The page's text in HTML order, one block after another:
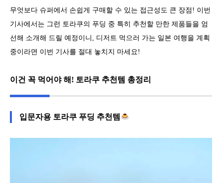
무엇보다 슈퍼에서 손쉽게 구매할 수 있는 접근성도 큰 장점! 이번
기사에서는 그런 토라쿠의 푸딩 중 특히 추천할 만한 제품들을 엄
선해 소개해 드릴 예정이니, 디저트 먹으러 가는 일본 여행을 계획
중이라면 이번 기사를 절대 놓치지 마세요!
이건 꼭 먹어야 해! 토라쿠 추천템 총정리
입문자용 토라쿠 푸딩 추천템